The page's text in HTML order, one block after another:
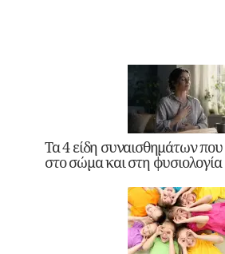
Τα 4 είδη συναισθημάτων
στο σώμα και στη